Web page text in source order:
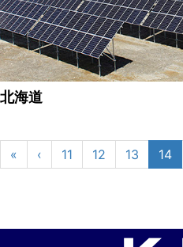
北海道
« ‹ 11 12 13 14